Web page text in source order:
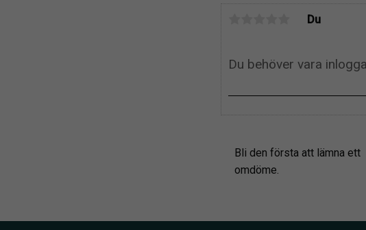
Du
Bli den första att lämna ett
omdöme.